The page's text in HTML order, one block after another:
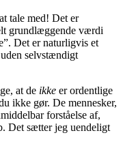
tale med! Det er
grundlæggende værdi
Det er naturligvis et
selvstændigt
at de ikke er ordentlige
ikke gør. De mennesker,
forståelse af,
Det sætter jeg uendeligt